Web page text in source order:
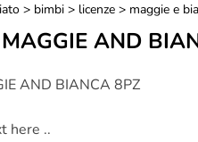
> bimbi > licenze > maggie e
MAGGIE AND
AND BIANCA 8PZ
here ..